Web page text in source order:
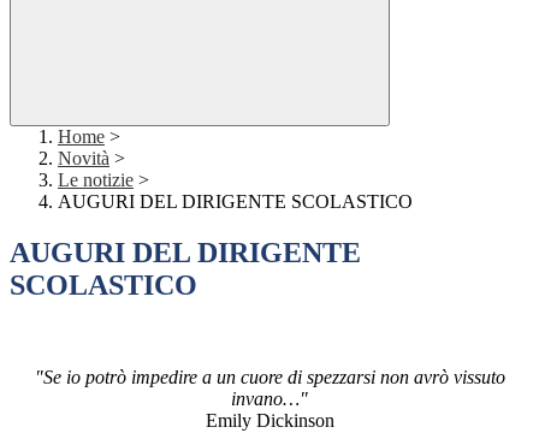
Home >
Novità >
Le notizie >
AUGURI DEL DIRIGENTE SCOLASTICO
AUGURI DEL DIRIGENTE
SCOLASTICO
"Se io potrò impedire a un cuore di spezzarsi non avrò vissuto
invano…"
Emily Dickinson